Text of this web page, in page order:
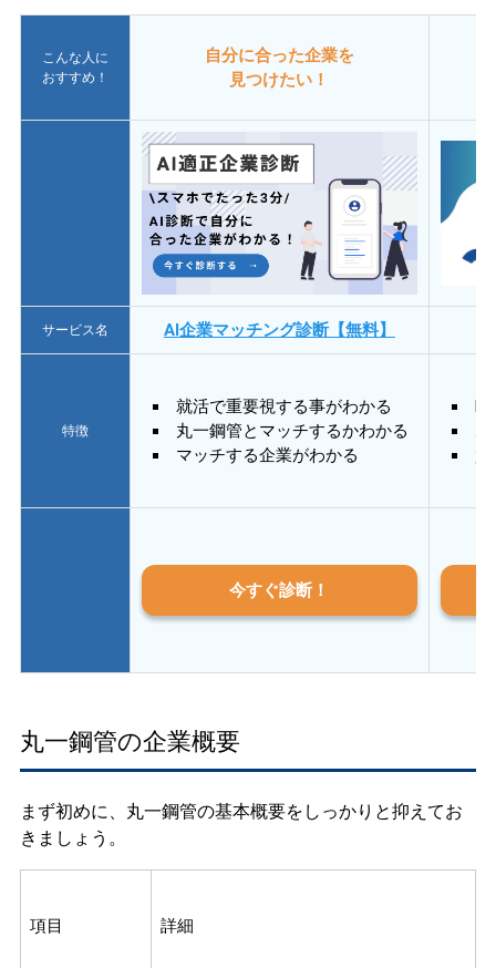
こんな人に
おすすめ！
自分に合った企業を
見つけたい！
サービス名 AI企業マッチング診断【無料】
特徴
就活で重要視する事がわかる
丸一鋼管とマッチするかわかる
マッチする企業がわかる
質
今すぐ診断！
丸一鋼管の企業概要
まず初めに、丸一鋼管の基本概要をしっかりと抑えてお
きましょう。
項目 詳細